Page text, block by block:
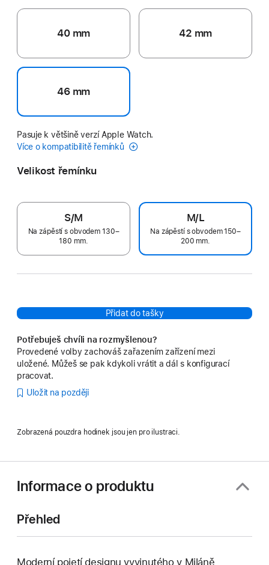
40 mm 42 mm
46 mm
Pasuje k většině verzí Apple Watch.
Více o kompatibilitě řemínků
Velikost řemínku
S/M
Na zápěstí s obvodem 130–
180 mm.
M/L
Na zápěstí s obvodem 150–
200 mm.
Přidat do tašky
Potřebuješ chvíli na rozmyšlenou?
Provedené volby zachováš zařazením zařízení mezi
uložené. Můžeš se pak kdykoli vrátit a dál s konfigurací
pracovat.
Uložit na později
Zobrazená pouzdra hodinek jsou jen pro ilustraci.
Informace o produktu
Přehled
Moderní pojetí designu vyvinutého v Miláně